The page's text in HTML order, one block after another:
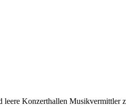
Konzerthallen